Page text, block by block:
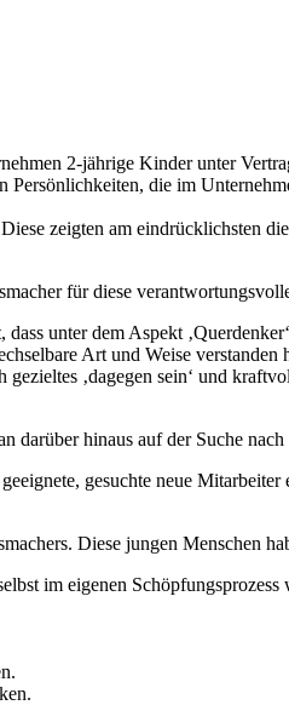
2-jährige Kinder unter
die im
zeigten am eindrücklichsten
für diese
unter dem Aspekt
Art und Weise
‚dagegen sein‘ und
darüber hinaus auf der Suche nach
gesuchte neue
Diese jungen Menschen
im eigenen Schöpfungsprozess